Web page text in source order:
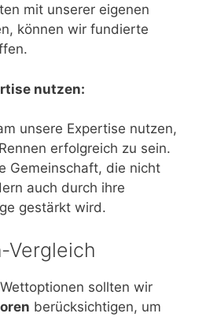
mit unserer eigenen
können wir fundierte
nutzen:
unsere Expertise nutzen,
erfolgreich zu sein.
Gemeinschaft, die nicht
auch durch ihre
gestärkt wird.
Vergleich
sollten wir
berücksichtigen, um